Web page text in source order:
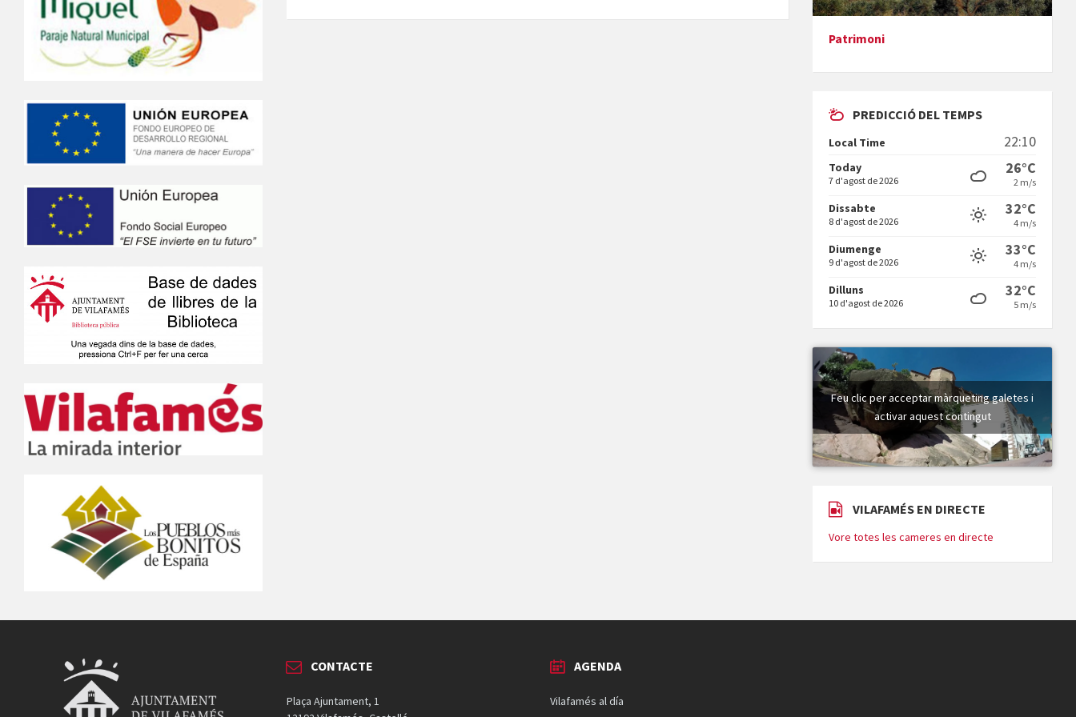
mare&quot;, d'Emma Zafon
En Bum
Vermuts a la Font. Hit parit
Patrimoni
PREDICCIÓ DEL TEMPS
Local Time 22:10
Today
7 d'agost de 2026
26°C
2 m/s
Dissabte
8 d'agost de 2026
32°C
4 m/s
Diumenge
9 d'agost de 2026
33°C
4 m/s
Dilluns
10 d'agost de 2026
32°C
5 m/s
Feu clic per acceptar màrqueting galetes i
activar aquest contingut
VILAFAMÉS EN DIRECTE
Vore totes les cameres en directe
CONTACTE
Plaça Ajuntament, 1
AGENDA
Vilafamés al día